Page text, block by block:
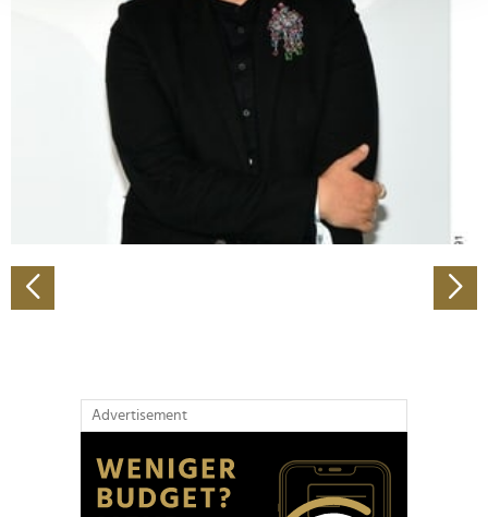
Abschnitt Einzelheiten
Wir verwenden Cookies, um Inhalte und Anzeigen zu
personalisieren, Funktionen für soziale Medien anbieten
zu können und die Zugriffe auf unsere Website zu
analysieren. Außerdem geben wir Informationen zu Ihrer
Verwendung unserer Website an unsere Partner für
soziale Medien, Werbung und Analysen weiter. Unsere
Partner führen diese Informationen möglicherweise mit
haben oder die sie im Rahmen Ihrer Nutzung der Dienste
gesammelt haben.
Advertisement